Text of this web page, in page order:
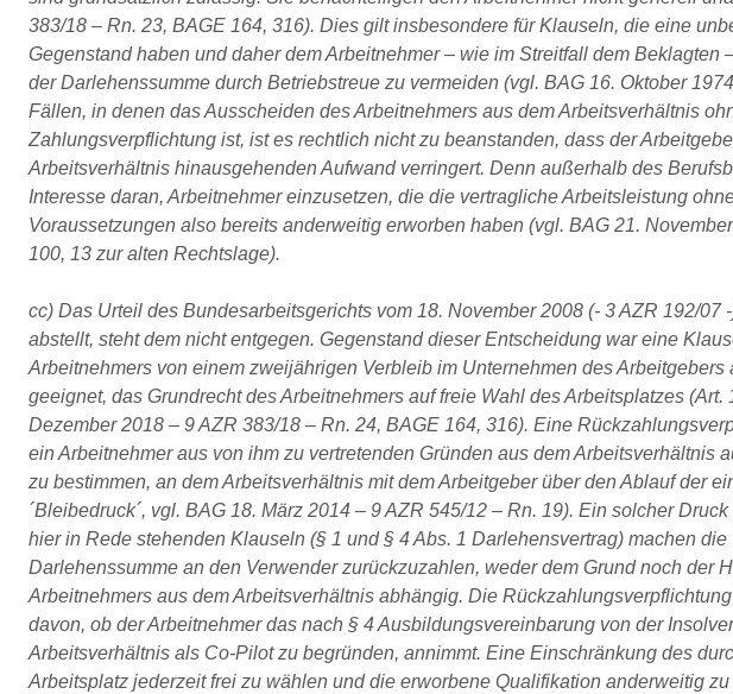
383/18 – Rn. 23, BAGE 164, 316). Dies gilt insbesondere für Klauseln, die eine
Gegenstand haben und daher dem Arbeitnehmer – wie im Streitfall dem
der Darlehenssumme durch Betriebstreue zu vermeiden (vgl. BAG 16. Oktober
Fällen, in denen das Ausscheiden des Arbeitnehmers aus dem Arbeitsverhältnis
Zahlungsverpflichtung ist, ist es rechtlich nicht zu beanstanden, dass der
Arbeitsverhältnis hinausgehenden Aufwand verringert. Denn außerhalb des
Interesse daran, Arbeitnehmer einzusetzen, die die vertragliche Arbeitsleistung
Voraussetzungen also bereits anderweitig erworben haben (vgl. BAG 21.
100, 13 zur alten Rechtslage).
cc) Das Urteil des Bundesarbeitsgerichts vom 18. November 2008 (- 3 AZR 192/
abstellt, steht dem nicht entgegen. Gegenstand dieser Entscheidung war eine
Arbeitnehmers von einem zweijährigen Verbleib im Unternehmen des
geeignet, das Grundrecht des Arbeitnehmers auf freie Wahl des Arbeitsplatzes
Dezember 2018 – 9 AZR 383/18 – Rn. 24, BAGE 164, 316). Eine
ein Arbeitnehmer aus von ihm zu vertretenden Gründen aus dem Arbeitsverhältnis
zu bestimmen, an dem Arbeitsverhältnis mit dem Arbeitgeber über den Ablauf der
´Bleibedruck´, vgl. BAG 18. März 2014 – 9 AZR 545/12 – Rn. 19). Ein solcher
hier in Rede stehenden Klauseln (§ 1 und § 4 Abs. 1 Darlehensvertrag) machen
Darlehenssumme an den Verwender zurückzuzahlen, weder dem Grund noch der
Arbeitnehmers aus dem Arbeitsverhältnis abhängig. Die
davon, ob der Arbeitnehmer das nach § 4 Ausbildungsvereinbarung von der
Arbeitsverhältnis als Co-Pilot zu begründen, annimmt. Eine Einschränkung des
Arbeitsplatz jederzeit frei zu wählen und die erworbene Qualifikation anderweitig